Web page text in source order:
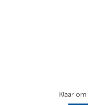
Klaar om